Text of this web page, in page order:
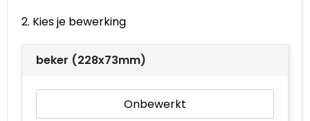
2. Kies je bewerking
beker (228x73mm)
Onbewerkt